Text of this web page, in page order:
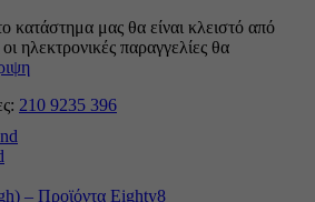
κατάστημα μας θα είναι κλειστό από
ηλεκτρονικές παραγγελίες θα
210 9235 396
– Προϊόντα Eighty8